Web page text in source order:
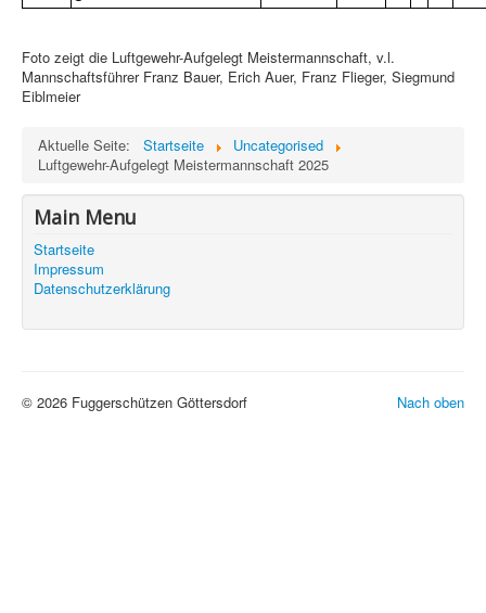
Foto zeigt die Luftgewehr-Aufgelegt Meistermannschaft, v.l.
Mannschaftsführer Franz Bauer, Erich Auer, Franz Flieger, Siegmund
Eiblmeier
Aktuelle Seite: Startseite
Uncategorised
Luftgewehr-Aufgelegt Meistermannschaft 2025
Main Menu
Startseite
Impressum
Datenschutzerklärung
Nach oben
© 2026 Fuggerschützen Göttersdorf